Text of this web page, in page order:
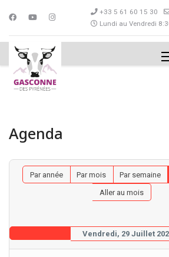
+33 5 61 60 15 30
Lundi au Vendredi
Agenda
Par année Par mois Par semaine
Aller au mois
Vendredi, 29 Juillet